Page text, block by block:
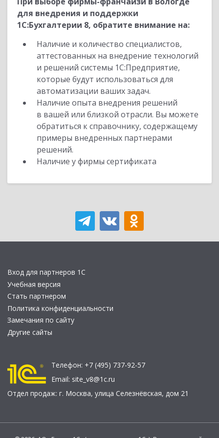
для внедрения и поддержки
1С:Бухгалтерии 8, обратите внимание на:
Наличие и количество специалистов,
аттестованных на внедрение технологий
и решений системы 1С:Предприятие,
которые будут использоваться для
автоматизации ваших задач.
Наличие опыта внедрения решений
в вашей или близкой отрасли. Вы можете
обратиться к справочнику, содержащему
примеры внедренных партнерами
решений.
Наличие у фирмы сертификата
Вход для партнеров 1С
Учебная версия
Стать партнером
Политика конфиденциальности
Замечания по сайту
Другие сайты
Телефон: +7 (495) 737-92-57
Email: site_v8@1c.ru
Отдел продаж: г. Москва, улица Селезнёвская, дом 21